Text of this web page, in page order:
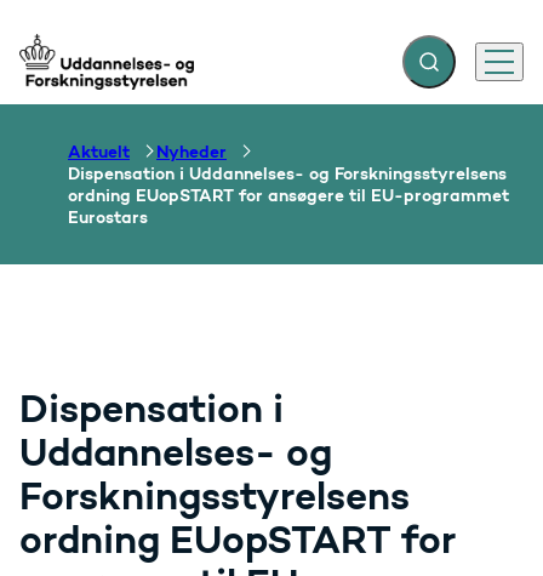
Gå til forsiden Fold søgefelt ud
Menu
Aktuelt
Nyheder
Dispensation i Uddannelses- og Forskningsstyrelsens
ordning EUopSTART for ansøgere til EU-programmet
Eurostars
Dispensation i
Uddannelses- og
Forskningsstyrelsens
ordning EUopSTART for